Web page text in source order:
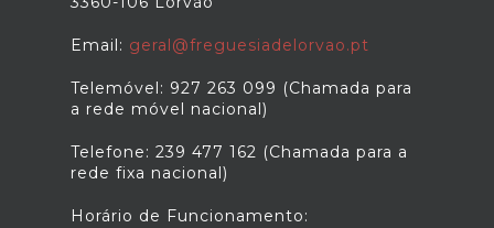
Email: geral@freguesiadelorvao.pt
Telemóvel: 927 263 099 (Chamada para
a rede móvel nacional)
Telefone: 239 477 162 (Chamada para a
rede fixa nacional)
Horário de Funcionamento: